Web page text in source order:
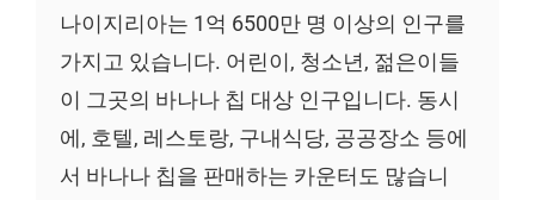
나이지리아는 1억 6500만 명 이상의 인구를
가지고 있습니다. 어린이, 청소년, 젊은이들
이 그곳의 바나나 칩 대상 인구입니다. 동시
에, 호텔, 레스토랑, 구내식당, 공공장소 등에
서 바나나 칩을 판매하는 카운터도 많습니